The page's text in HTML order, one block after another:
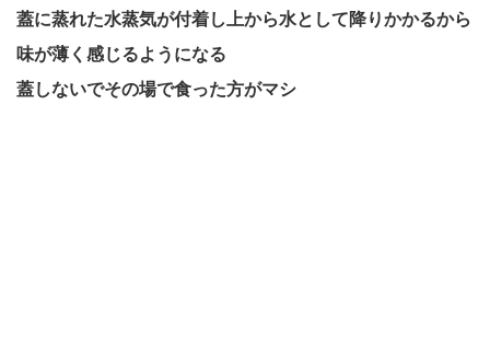
蓋に蒸れた水蒸気が付着し上から水として降りかかるから
味が薄く感じるようになる
蓋しないでその場で食った方がマシ